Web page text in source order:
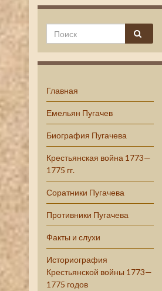
Главная
Емельян Пугачев
Биография Пугачева
Крестьянская война 1773—
1775 гг.
Соратники Пугачева
Противники Пугачева
Факты и слухи
Историография
Крестьянской войны 1773—
1775 годов